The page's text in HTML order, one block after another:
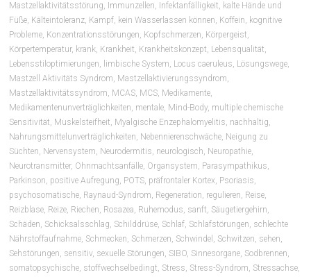
Mastzellaktivitätsstörung, Immunzellen, Infektanfälligkeit, kalte Hände und
Füße, Kälteintoleranz, Kampf, kein Wasserlassen können, Koffein, kognitive
Probleme, Konzentrationsstörungen, Kopfschmerzen, Körpergeist,
Körpertemperatur, krank, Krankheit, Krankheitskonzept, Lebensqualität,
Lebensstiloptimierungen, limbische System, Locus caeruleus, Lösungswege,
Mastzell Aktivitäts Syndrom, Mastzellaktivierungssyndrom,
Mastzellaktivitätssyndrom, MCAS, MCS, Medikamente,
Medikamentenunverträglichkeiten, mentale, Mind-Body, multiple chemische
Sensitivität, Muskelsteifheit, Myalgische Enzephalomyelitis, nachhaltig,
Nahrungsmittelunverträglichkeiten, Nebennierenschwäche, Neigung zu
Süchten, Nervensystem, Neurodermitis, neurologisch, Neuropathie,
Neurotransmitter, Ohnmachtsanfälle, Organsystem, Parasympathikus,
Parkinson, positive Aufregung, POTS, präfrontaler Kortex, Psoriasis,
psychosomatische, Raynaud-Syndrom, Regeneration, regulieren, Reise,
Reizblase, Reize, Riechen, Rosazea, Ruhemodus, sanft, Säugetiergehirn,
Schäden, Schicksalsschlag, Schilddrüse, Schlaf, Schlafstörungen, schlechte
Nährstoffaufnahme, Schmecken, Schmerzen, Schwindel , Schwitzen, sehen,
Sehstörungen, sensitiv, sexuelle Störungen, SIBO, Sinnesorgane, Sodbrennen,
somatopsychische, stoffwechselbedingt, Stress, Stress-Syndrom, Stressachse,